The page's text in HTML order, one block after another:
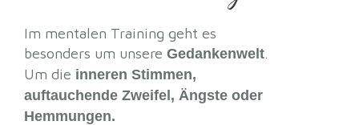
Im mentalen Training geht es
besonders um unsere Gedankenwelt.
Um die inneren Stimmen,
auftauchende Zweifel, Ängste oder
Hemmungen.